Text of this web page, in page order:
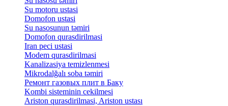
Su motoru ustasi
Domofon ustasi
Su nasosunun təmiri
Domofon qurasdirilmasi
Iran peci ustasi
Modem qurasdirilmasi
Kanalizasiya temizlenmesi
Mikrodalğalı soba təmiri
Ремонт газовых плит в Баку
Kombi sisteminin cekilmesi
Ariston qurasdirilmasi, Ariston ustası